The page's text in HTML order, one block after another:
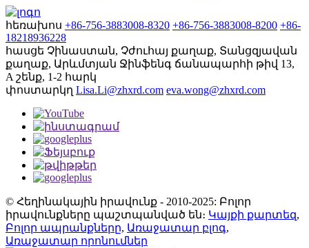
հեռախոս +86-756-3883008-8320 +86-756-3883008-8200 +86-
18218936228
հասցե Չինաստան, Չժուհայ քաղաք, Տանցզյավան
քաղաք, Արևմտյան Ջինֆենգ ճանապարհի թիվ 13,
A շենք, 1-2 հարկ
փոստարկղ Lisa.Li@zhxrd.com eva.wong@zhxrd.com
© Հեղինակային իրավունք - 2010-2025: Բոլոր
իրավունքները պաշտպանված են։ Կայքի քարտեզ,
Բոլոր ապրանքները, Առաջատար բլոգ,
Առաջատար որոնումներ